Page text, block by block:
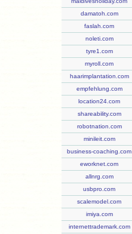
damatoh.com
faslah.com
noleti.com
tyre1.com
myroll.com
haarimplantation.com
empfehlung.com
location24.com
shareability.com
robotnation.com
minileit.com
business-coaching.com
eworknet.com
allnrg.com
usbpro.com
scalemodel.com
imiya.com
internettrademark.com